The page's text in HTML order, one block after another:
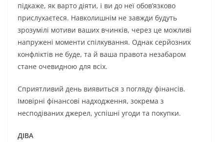
підкаже, як варто діяти, і ви до неї обов’язково
прислухаєтеся. Навколишнім не завжди будуть
зрозумілі мотиви ваших вчинків, через це можливі
напружені моменти спілкування. Однак серйозних
конфліктів не буде, та й ваша правота незабаром
стане очевидною для всіх.
Сприятливий день виявиться з погляду фінансів.
Імовірні фінансові надходження, зокрема з
несподіваних джерел, успішні угоди та покупки.
ДІВА